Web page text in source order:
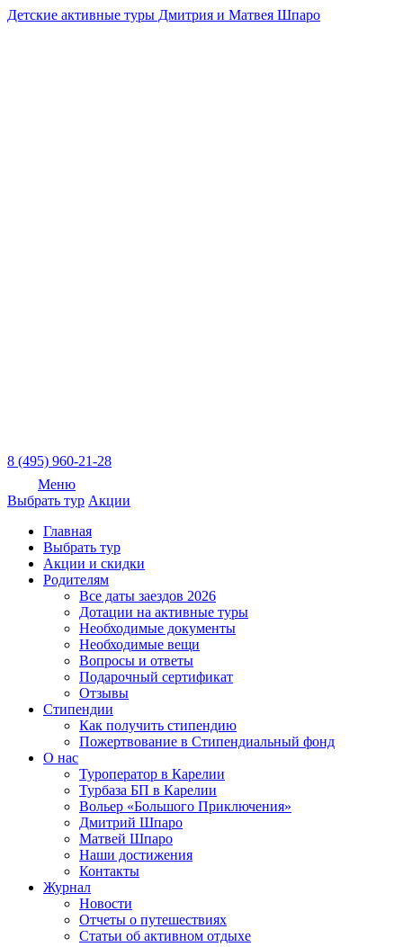
Детские активные туры Дмитрия и Матвея Шпаро
8 (495) 960-21-28
Меню
Выбрать тур Акции
Главная
Выбрать тур
Акции и скидки
Родителям
Все даты заездов 2026
Дотации на активные туры
Необходимые документы
Необходимые вещи
Вопросы и ответы
Подарочный сертификат
Отзывы
Стипендии
Как получить стипендию
Пожертвование в Стипендиальный фонд
О нас
Туроператор в Карелии
Турбаза БП в Карелии
Вольер «Большого Приключения»
Дмитрий Шпаро
Матвей Шпаро
Наши достижения
Контакты
Журнал
Новости
Отчеты о путешествиях
Статьи об активном отдыхе